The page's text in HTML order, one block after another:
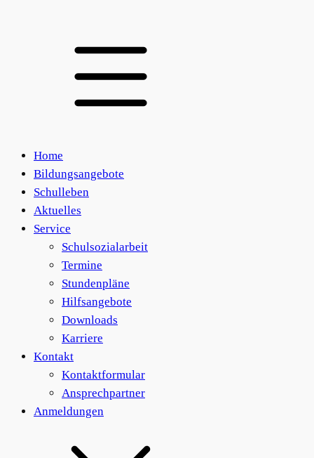
Home
Bildungsangebote
Schulleben
Aktuelles
Service
Schulsozialarbeit
Termine
Stundenpläne
Hilfsangebote
Downloads
Karriere
Kontakt
Kontaktformular
Ansprechpartner
Anmeldungen